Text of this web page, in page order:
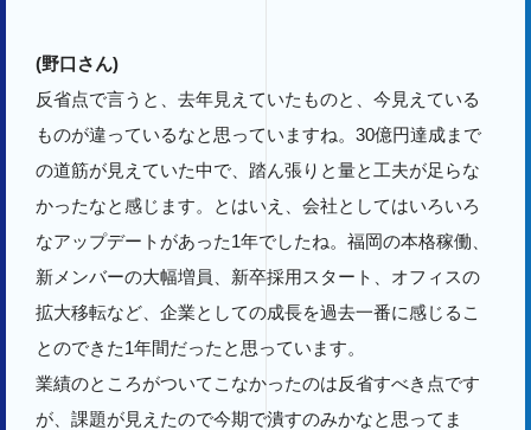
(野口さん)
反省点で言うと、去年見えていたものと、今見えている
ものが違っているなと思っていますね。30億円達成まで
の道筋が見えていた中で、踏ん張りと量と工夫が足らな
かったなと感じます。とはいえ、会社としてはいろいろ
なアップデートがあった1年でしたね。福岡の本格稼働、
新メンバーの大幅増員、新卒採用スタート、オフィスの
拡大移転など、企業としての成長を過去一番に感じるこ
とのできた1年間だったと思っています。
業績のところがついてこなかったのは反省すべき点です
が、課題が見えたので今期で潰すのみかなと思ってま